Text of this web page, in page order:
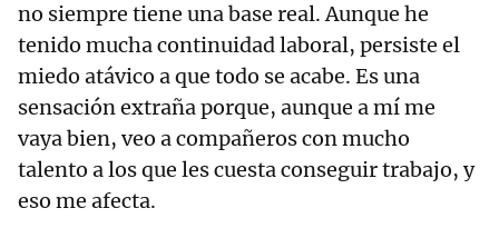
no siempre tiene una base real. Aunque he
tenido mucha continuidad laboral, persiste el
miedo atávico a que todo se acabe. Es una
sensación extraña porque, aunque a mí me
vaya bien, veo a compañeros con mucho
talento a los que les cuesta conseguir trabajo, y
eso me afecta.